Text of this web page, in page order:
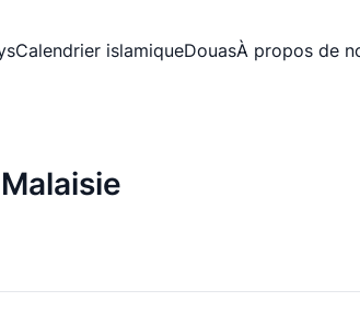
Calendrier islamiqueDouasÀ propos de